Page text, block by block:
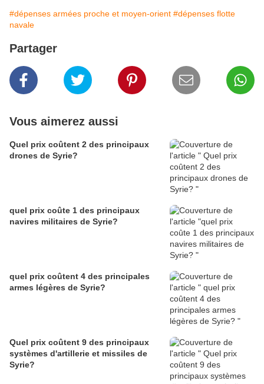
#dépenses armées proche et moyen-orient #dépenses flotte
navale
Partager
Vous aimerez aussi
Quel prix coûtent 2 des principaux
drones de Syrie?
quel prix coûte 1 des principaux
navires militaires de Syrie?
quel prix coûtent 4 des principales
armes légères de Syrie?
Quel prix coûtent 9 des principaux
systèmes d'artillerie et missiles de
Syrie?